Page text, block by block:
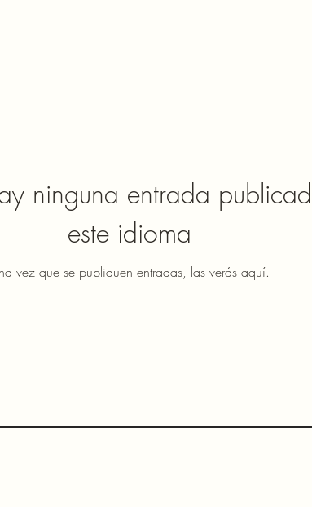
ninguna entrada
este idioma
vez que se publiquen entradas, las verás aquí.